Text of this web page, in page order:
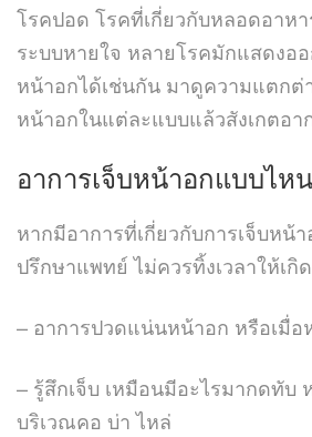
โรคปอด โรคที่เกี่ยวกับหลอดอาห
ระบบหายใจ หลายโรคมักแสดงอ
หน้าอกได้เช่นกัน มาดูความแตกต่
หน้าอกในแต่ละแบบแล้วสังเกตอา
อาการเจ็บหน้าอกแบบไห
หากมีอาการที่เกี่ยวกับการเจ็บหน้
ปรึกษาแพทย์ ไม่ควรทิ้งเวลาให้เกิ
– อาการปวดแน่นหน้าอก หรือเมื่อ
– รู้สึกเจ็บ เหมือนมีอะไรมากดทับ
บริเวณคอ บ่า ไหล่